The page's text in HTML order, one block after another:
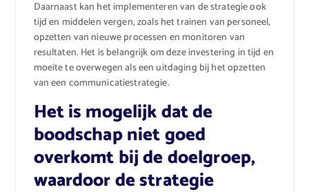
Daarnaast kan het implementeren van de strategie ook
tijd en middelen vergen, zoals het trainen van personeel,
opzetten van nieuwe processen en monitoren van
resultaten. Het is belangrijk om deze investering in tijd en
moeite te overwegen als een uitdaging bij het opzetten
van een communicatiestrategie.
Het is mogelijk dat de
boodschap niet goed
overkomt bij de doelgroep,
waardoor de strategie